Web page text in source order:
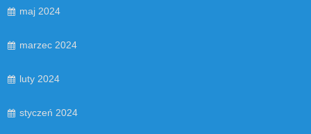
maj 2024
marzec 2024
luty 2024
styczeń 2024